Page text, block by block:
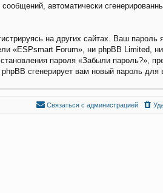
автоматически
на других сайтах. Ваш пароль
«ESPsmart Forum», ни phpBB Limited,
пароля «Забыли пароль?»,
сгенерирует вам новый пароль для
Связаться с администрацией